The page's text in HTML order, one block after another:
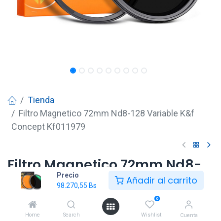
Precio
98.270,55 Bs Añadir al carrito
Home Search
0
Wishlist Cuenta
Tienda
Filtro Magnetico 72mm Nd8-128 Variable K&f
Concept Kf011979
Filtro Magnetico 72mm Nd8-
128 Variable K&f Concept
Kf011979